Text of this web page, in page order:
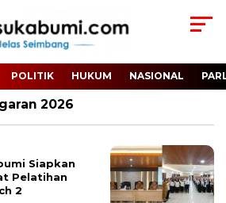
POLITIK HUKUM NASIONAL
2026
Siapkan
Pelatihan
2